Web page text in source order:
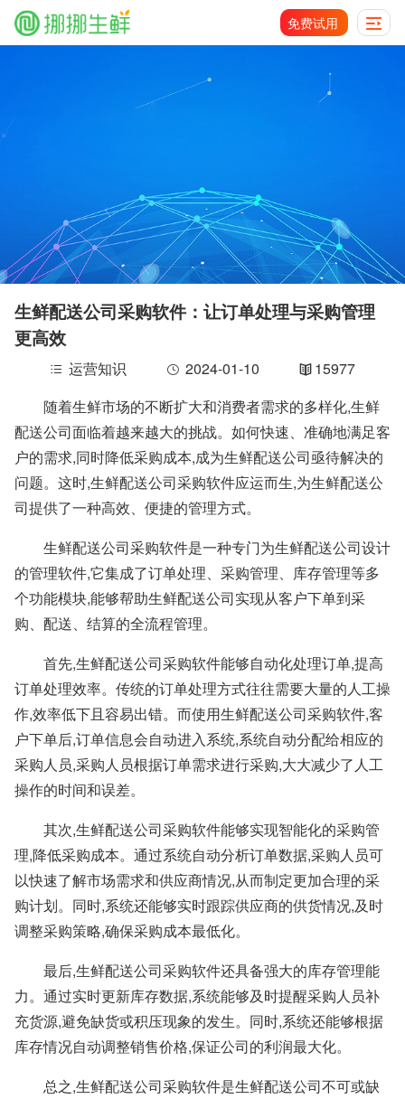
免费试用
生鲜配送公司采购软件：让订单处理与采购管理
更高效
运营知识 2024-01-10
15977
随着生鲜市场的不断扩大和消费者需求的多样化,生鲜
配送公司面临着越来越大的挑战。如何快速、准确地满足客
户的需求,同时降低采购成本,成为生鲜配送公司亟待解决的
问题。这时,生鲜配送公司采购软件应运而生,为生鲜配送公
司提供了一种高效、便捷的管理方式。
生鲜配送公司采购软件是一种专门为生鲜配送公司设计
的管理软件,它集成了订单处理、采购管理、库存管理等多
个功能模块,能够帮助生鲜配送公司实现从客户下单到采
购、配送、结算的全流程管理。
首先,生鲜配送公司采购软件能够自动化处理订单,提高
订单处理效率。传统的订单处理方式往往需要大量的人工操
作,效率低下且容易出错。而使用生鲜配送公司采购软件,客
户下单后,订单信息会自动进入系统,系统自动分配给相应的
采购人员,采购人员根据订单需求进行采购,大大减少了人工
操作的时间和误差。
其次,生鲜配送公司采购软件能够实现智能化的采购管
理,降低采购成本。通过系统自动分析订单数据,采购人员可
以快速了解市场需求和供应商情况,从而制定更加合理的采
购计划。同时,系统还能够实时跟踪供应商的供货情况,及时
调整采购策略,确保采购成本最低化。
最后,生鲜配送公司采购软件还具备强大的库存管理能
力。通过实时更新库存数据,系统能够及时提醒采购人员补
充货源,避免缺货或积压现象的发生。同时,系统还能够根据
库存情况自动调整销售价格,保证公司的利润最大化。
总之,生鲜配送公司采购软件是生鲜配送公司不可或缺